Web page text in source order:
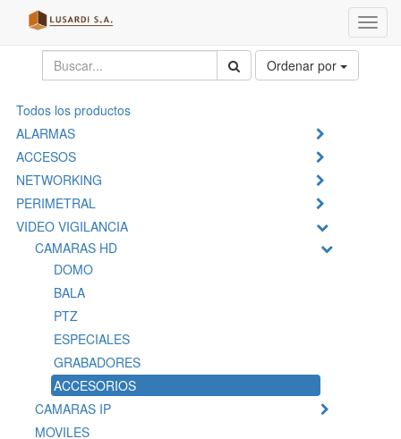
Menú
de
Ordenar por
Todos los productos
ALARMAS
ACCESOS
NETWORKING
PERIMETRAL
VIDEO VIGILANCIA
CAMARAS HD
DOMO
BALA
PTZ
ESPECIALES
GRABADORES
ACCESORIOS
CAMARAS IP
MOVILES